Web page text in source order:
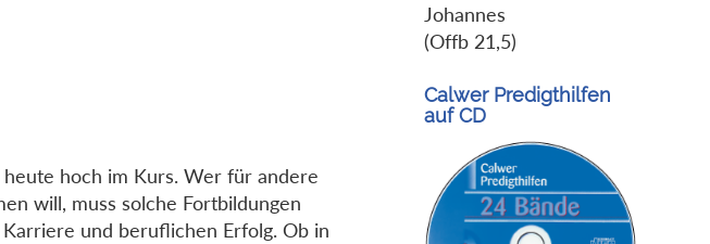
hoch im Kurs. Wer für andere
will, muss solche Fortbildungen
und beruflichen Erfolg. Ob in
Johannes
(Offb 21,5)
Calwer Predigthilfen
auf CD